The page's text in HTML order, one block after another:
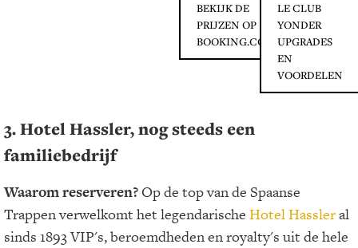
BEKIJK DE
PRIJZEN OP
BOOKING.COM
LE CLUB
YONDER
UPGRADES
EN
VOORDELEN
3. Hotel Hassler, nog steeds een
familiebedrijf
Waarom reserveren? Op de top van de Spaanse
Trappen verwelkomt het legendarische Hotel Hassleral
sinds 1893 VIP's, beroemdheden en royalty's uit de hele